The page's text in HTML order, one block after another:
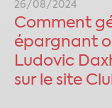
26/08/2024
Comment
épargnant
Ludovic
sur le site